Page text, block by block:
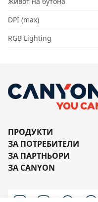
DPI (max)
RGB Lighting
ПРОДУКТИ
ЗА ПОТРЕБИТЕЛИ
ЗА ПАРТНЬОРИ
ЗА CANYON